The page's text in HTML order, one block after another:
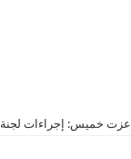
عزت خميس: إجراءات لجنة